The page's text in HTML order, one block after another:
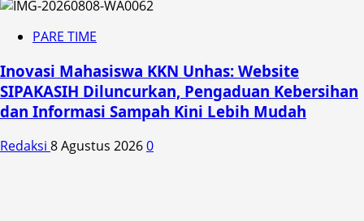
PARE TIME
Inovasi Mahasiswa KKN Unhas: Website
SIPAKASIH Diluncurkan, Pengaduan Kebersihan
dan Informasi Sampah Kini Lebih Mudah
Redaksi 8 Agustus 20260